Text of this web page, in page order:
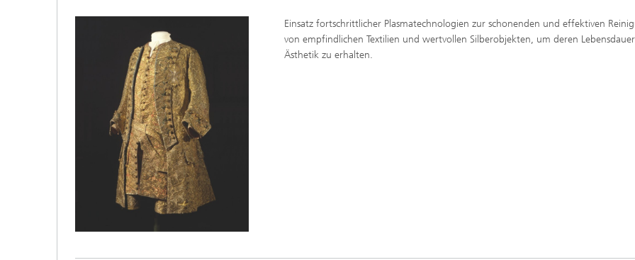
Einsatz fortschrittlicher Plasmatechnologien zur schonenden und effektiven
von empfindlichen Textilien und wertvollen Silberobjekten, um deren
Ästhetik zu erhalten.